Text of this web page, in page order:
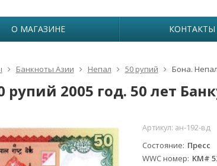
О МАГАЗИНЕ КОНТАКТЫ
Банкноты Азии Непал 50 рупий Бона.
рупий 2005 год. 50 лет
Артикул: ан-192-вд
Состояние Пресс
WWC номер KM#